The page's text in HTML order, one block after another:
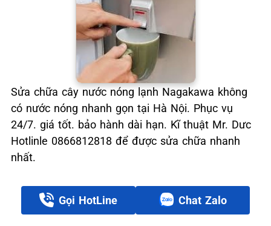
Sửa chữa cây nước nóng lạnh Nagakawa không
có nước nóng nhanh gọn tại Hà Nội. Phục vụ
24/7. giá tốt. bảo hành dài hạn. Kĩ thuật Mr. Dưc
Hotlinle 0866812818 để được sửa chữa nhanh
nhất.
Gọi HotLine Chat Zalo